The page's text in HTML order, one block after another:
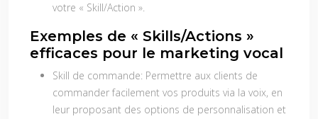
votre « Skill/Action ».
Exemples de « Skills/Actions »
efficaces pour le marketing vocal
Skill de commande: Permettre aux clients de
commander facilement vos produits via la voix, en
leur proposant des options de personnalisation et